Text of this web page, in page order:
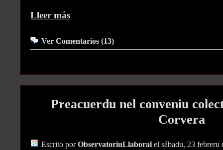
Lleer más
Ver Comentarios (13)
Preacuerdu nel conveniu
Corvera
Escrito porObservatoriuLlaboral el sábadu, 23 febreru